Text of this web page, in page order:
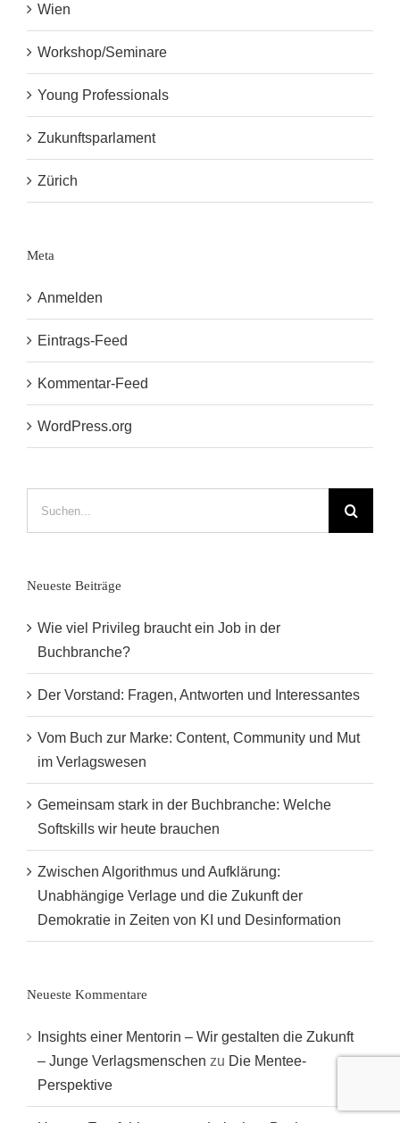
Wien
Workshop/Seminare
Young Professionals
Zukunftsparlament
Zürich
Meta
Anmelden
Eintrags-Feed
Kommentar-Feed
WordPress.org
Neueste Beiträge
Wie viel Privileg braucht ein Job in der
Buchbranche?
Der Vorstand: Fragen, Antworten und Interessantes
Vom Buch zur Marke: Content, Community und Mut
im Verlagswesen
Gemeinsam stark in der Buchbranche: Welche
Softskills wir heute brauchen
Zwischen Algorithmus und Aufklärung:
Unabhängige Verlage und die Zukunft der
Demokratie in Zeiten von KI und Desinformation
Neueste Kommentare
Insights einer Mentorin – Wir gestalten die Zukunft
– Junge Verlagsmenschen zu Die Mentee-
Perspektive